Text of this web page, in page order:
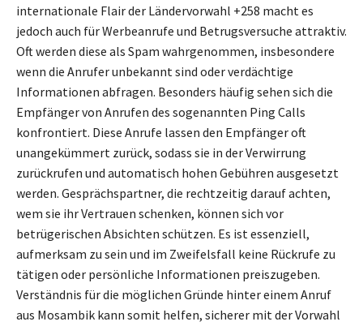
internationale Flair der Ländervorwahl +258 macht es
jedoch auch für Werbeanrufe und Betrugsversuche attraktiv.
Oft werden diese als Spam wahrgenommen, insbesondere
wenn die Anrufer unbekannt sind oder verdächtige
Informationen abfragen. Besonders häufig sehen sich die
Empfänger von Anrufen des sogenannten Ping Calls
konfrontiert. Diese Anrufe lassen den Empfänger oft
unangekümmert zurück, sodass sie in der Verwirrung
zurückrufen und automatisch hohen Gebühren ausgesetzt
werden. Gesprächspartner, die rechtzeitig darauf achten,
wem sie ihr Vertrauen schenken, können sich vor
betrügerischen Absichten schützen. Es ist essenziell,
aufmerksam zu sein und im Zweifelsfall keine Rückrufe zu
tätigen oder persönliche Informationen preiszugeben.
Verständnis für die möglichen Gründe hinter einem Anruf
aus Mosambik kann somit helfen, sicherer mit der Vorwahl